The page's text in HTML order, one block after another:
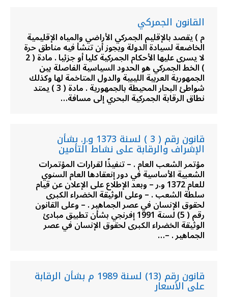
القانون الجمركي
م ) يقصد بالإقليم الجمركي الأراضي والمياه الإقليمية
الخاضعة لسيادة الدولة ويجوز أن تنشأ فيه مناطق حرة
لا يسرى عليها الأحكام الجمركية كليا أو جزئيا . مادة ( 2
) الخط الجمركي هو الحدود السياسية الفاصلة بين
الجمهورية العربية الليبية والدول المتاخمة لها وكذلك
شواطئ البحار المحيطة بالجمهورية . مادة ( 3 ) يمتد
نطاق الرقابة الجمركية البحري إلى مسافة…
قانون رقم ( 3 ) لسنة 1373 و.ر. بشأن
الإشراف والرقابة على نشاط التأمين
مؤتمر الشعب العام . – تنفيذًا لقرارات المؤتمرات
الشعبية الأساسية في دور إنعقادها العام السنوي
للعام 1372 و.ر – وبعد الإطلاع على الإعلان عن قيام
سلطة الشعب . – وعلى الوثيقة الخضراء الكبرى
لحقوق الإنسان في عصر الجماهير . – وعلى القانون
رقم ( 5) لسنة 1991 إفرنجي بشأن تطبيق مبادئ
الوثيقة الخضراء الكبرى لحقوق الإنسان في عصر
الجماهير . –…
قانون رقم (13) لسنة 1989 م بشأن الرقابة
على الأسعار